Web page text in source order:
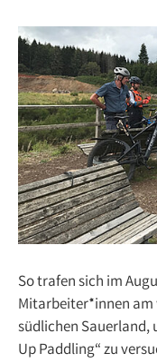
So trafen sich im
Mitarbeiter*innen am
südlichen Sauerland,
Up Paddling“ zu